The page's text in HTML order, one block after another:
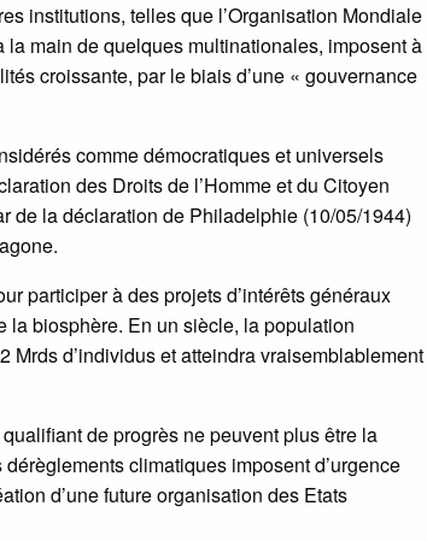
institutions, telles que l’Organisation Mondiale
main de quelques multinationales, imposent à
croissante, par le biais d’une « gouvernance
comme démocratiques et universels
des Droits de l’Homme et du Citoyen
de la déclaration de Philadelphie (10/05/1944)
participer à des projets d’intérêts généraux
la biosphère. En un siècle, la population
Mrds d’individus et atteindra vraisemblablement
de progrès ne peuvent plus être la
climatiques imposent d’urgence
d’une future organisation des Etats